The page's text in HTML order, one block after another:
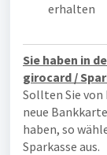
erhalten
Sie haben in
girocard /
Sollten Sie von
neue
haben, so
Sparkasse aus.